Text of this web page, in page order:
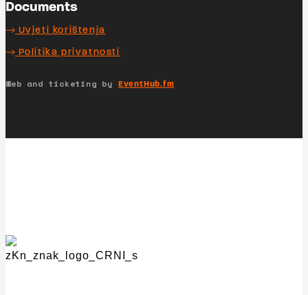
Documents
Uvjeti korištenja
Politika privatnosti
Web and ticketing by EventHub.fm